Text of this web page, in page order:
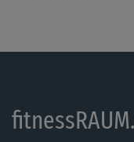
Stepboard sowie